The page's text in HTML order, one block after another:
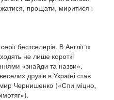
прощати, миритися і
бестселерів. В Англії їх
не лише короткі
«знайди та назви».
друзів в Україні став
Чернишенко («Спи міцно,